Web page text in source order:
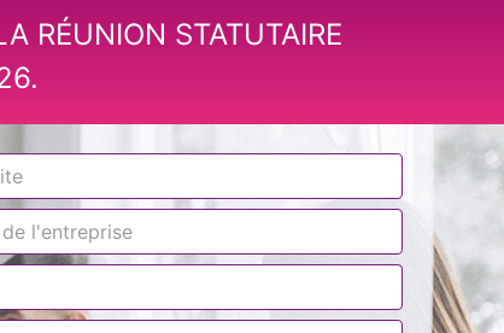
RÉUNION STATUTAIRE